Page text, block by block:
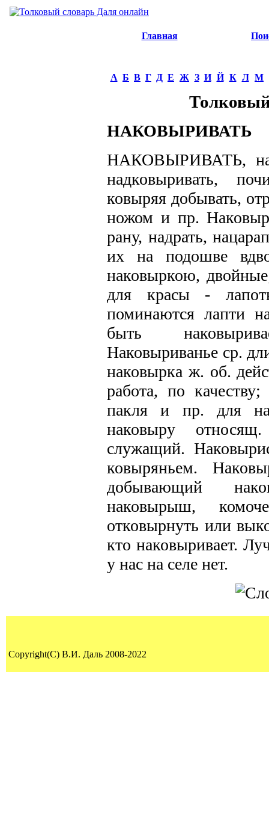
Главная
А Б В Г Д Е Ж З И Й К Л М
НАКОВЫРИВАТЬ
НАКОВЫРИВАТЬ,
надковыривать,
ковыряя добывать,
ножом и пр.
рану, надрать,
их на подошве
наковыркою,
для красы -
поминаются лапти
быть
Наковыриванье ср.
наковырка ж. об.
работа, по
пакля и пр. для
наковыру
служащий.
ковыряньем.
добывающий
наковырыш,
отковырнуть или
кто наковыривает.
у нас на селе нет.
Copyright(C) В.И. Даль 2008-2022